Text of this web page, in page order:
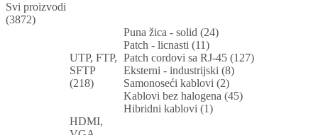
Svi proizvodi
(3872)
UTP, FTP,
SFTP
(218)
Puna žica - solid (24)
Patch - licnasti (11)
Patch cordovi sa RJ-45 (127)
Eksterni - industrijski (8)
Samonoseći kablovi (2)
Kablovi bez halogena (45)
Hibridni kablovi (1)
HDMI,